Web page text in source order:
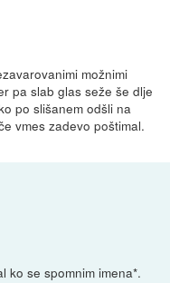
možnimi
pa slab glas seže še dlje
po slišanem odšli na
vmes zadevo poštimal.
ko se spomnim imena*.